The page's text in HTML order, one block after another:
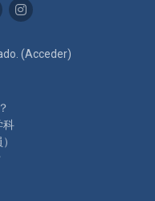
(Acceder)
科